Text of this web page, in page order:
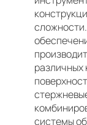
различных
системы